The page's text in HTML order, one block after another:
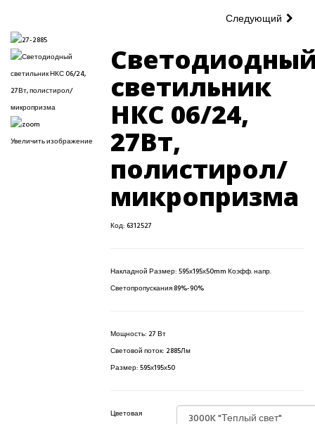
Следующий
Увеличить изображение
светильник
НКС 06/24,
27Вт,
полистирол/
микропризма
Код: 6312527
Накладной Размер: 595х195х50mm Коэфф. напр.
Светопропускания 89%-90%
Мощность: 27 Вт
Световой поток: 2885Лм
Размер:595х195х50
Цветовая